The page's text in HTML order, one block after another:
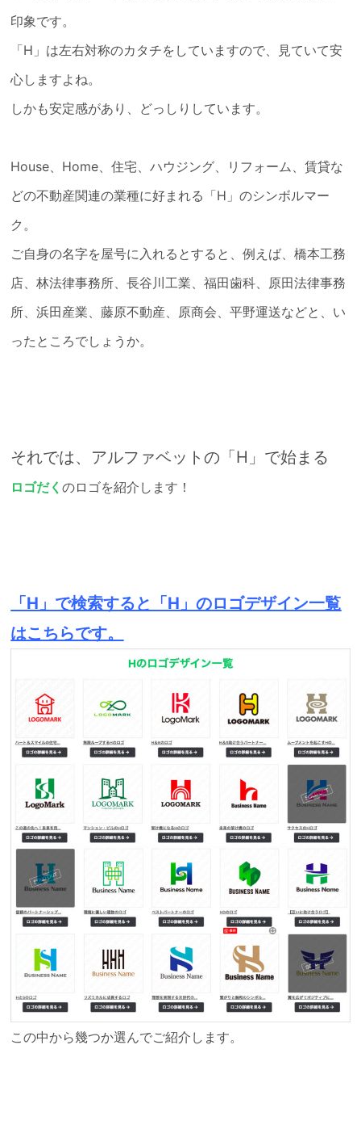
印象です。
「H」は左右対称のカタチをしていますので、見ていて安
心しますよね。
しかも安定感があり、どっしりしています。
House、Home、住宅、ハウジング、リフォーム、賃貸な
どの不動産関連の業種に好まれる「H」のシンボルマー
ク。
ご自身の名字を屋号に入れるとすると、例えば、橋本工務
店、林法律事務所、長谷川工業、福田歯科、原田法律事務
所、浜田産業、藤原不動産、原商会、平野運送などと、い
ったところでしょうか。
それでは、アルファベットの「H」で始まる
ロゴだくのロゴを紹介します！
「H」で検索すると「H」のロゴデザイン一覧
はこちらです。
この中から幾つか選んでご紹介します。